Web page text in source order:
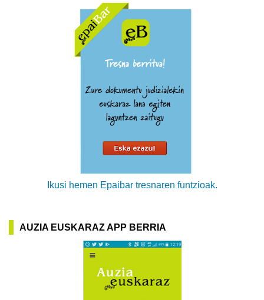
Ikusi hemen Epaibar tresnaren funtzioak.
AUZIA EUSKARAZ APP BERRIA